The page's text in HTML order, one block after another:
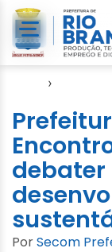
›
debater
PorSecom